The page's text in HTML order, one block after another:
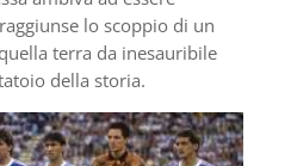
lo scoppio di un
terra da inesauribile
della storia.